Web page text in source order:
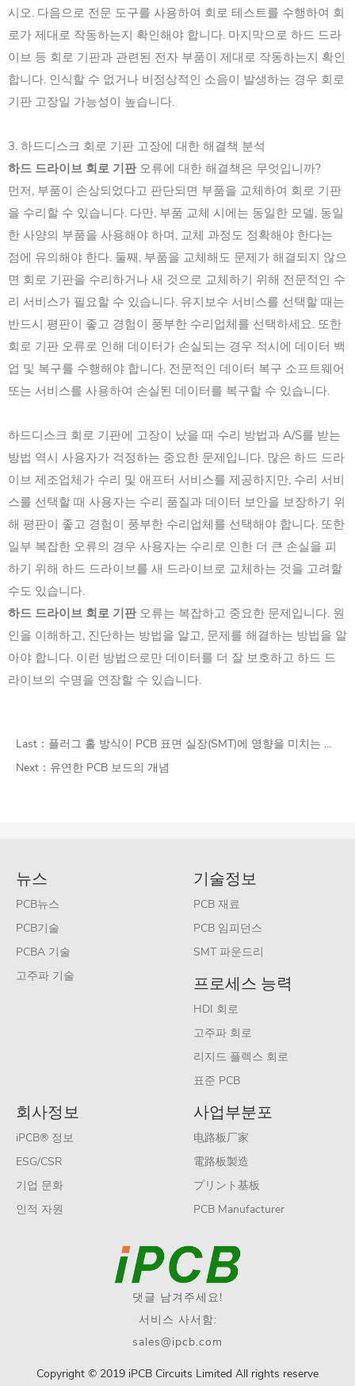
시오. 다음으로 전문 도구를 사용하여 회로 테스트를 수행하여 회
로가 제대로 작동하는지 확인해야 합니다. 마지막으로 하드 드라
이브 등 회로 기판과 관련된 전자 부품이 제대로 작동하는지 확인
합니다. 인식할 수 없거나 비정상적인 소음이 발생하는 경우 회로
기판 고장일 가능성이 높습니다.
3. 하드디스크 회로 기판 고장에 대한 해결책 분석
하드 드라이브 회로 기판오류에 대한 해결책은 무엇입니까?
먼저, 부품이 손상되었다고 판단되면 부품을 교체하여 회로 기판
을 수리할 수 있습니다. 다만, 부품 교체 시에는 동일한 모델, 동일
한 사양의 부품을 사용해야 하며, 교체 과정도 정확해야 한다는
점에 유의해야 한다. 둘째, 부품을 교체해도 문제가 해결되지 않으
면 회로 기판을 수리하거나 새 것으로 교체하기 위해 전문적인 수
리 서비스가 필요할 수 있습니다. 유지보수 서비스를 선택할 때는
반드시 평판이 좋고 경험이 풍부한 수리업체를 선택하세요. 또한
회로 기판 오류로 인해 데이터가 손실되는 경우 적시에 데이터 백
업 및 복구를 수행해야 합니다. 전문적인 데이터 복구 소프트웨어
또는 서비스를 사용하여 손실된 데이터를 복구할 수 있습니다.
하드디스크 회로 기판에 고장이 났을 때 수리 방법과 A/S를 받는
방법 역시 사용자가 걱정하는 중요한 문제입니다. 많은 하드 드라
이브 제조업체가 수리 및 애프터 서비스를 제공하지만, 수리 서비
스를 선택할 때 사용자는 수리 품질과 데이터 보안을 보장하기 위
해 평판이 좋고 경험이 풍부한 수리업체를 선택해야 합니다. 또한
일부 복잡한 오류의 경우 사용자는 수리로 인한 더 큰 손실을 피
하기 위해 하드 드라이브를 새 드라이브로 교체하는 것을 고려할
수도 있습니다.
하드 드라이브 회로 기판 오류는 복잡하고 중요한 문제입니다. 원
인을 이해하고, 진단하는 방법을 알고, 문제를 해결하는 방법을 알
아야 합니다. 이런 방법으로만 데이터를 더 잘 보호하고 하드 드
라이브의 수명을 연장할 수 있습니다.
Last： 플러그 홀 방식이 PCB 표면 실장(SMT)에 영향을 미치는 이유는 무엇입니까?
Next： 유연한 PCB 보드의 개념
뉴스
PCB뉴스
PCB기술
PCBA 기술
고주파 기술
기술정보
PCB 재료
PCB 임피던스
SMT 파운드리
프로세스 능력
HDI 회로
고주파 회로
리지드 플렉스 회로
표준 PCB
회사정보
iPCB® 정보
ESG/CSR
기업 문화
인적 자원
사업부분포
电路板厂家
電路板製造
プリント基板
PCB Manufacturer
댓글 남겨주세요!
서비스 사서함:
sales@ipcb.com
Copyright © 2019 iPCB Circuits Limited All rights reserve